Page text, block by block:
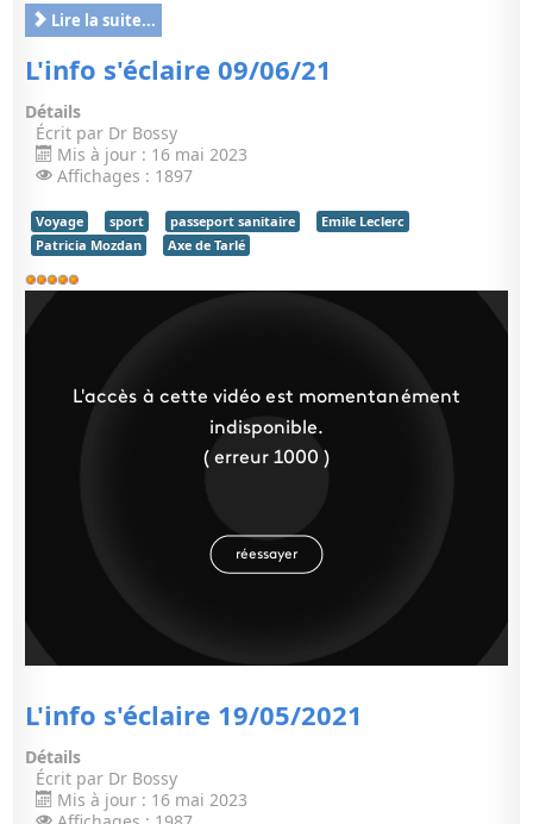
Lire la suite...
L'info s'éclaire 09/06/21
Détails
Écrit par Dr Bossy
Mis à jour : 16 mai 2023
Affichages : 1897
Voyage sport passeport sanitaire
Emile Leclerc
Patricia Mozdan
Axe de Tarlé
Vote
utilisateur:
L'info s'éclaire 19/05/2021
Détails
Écrit par Dr Bossy
Mis à jour : 16 mai 2023